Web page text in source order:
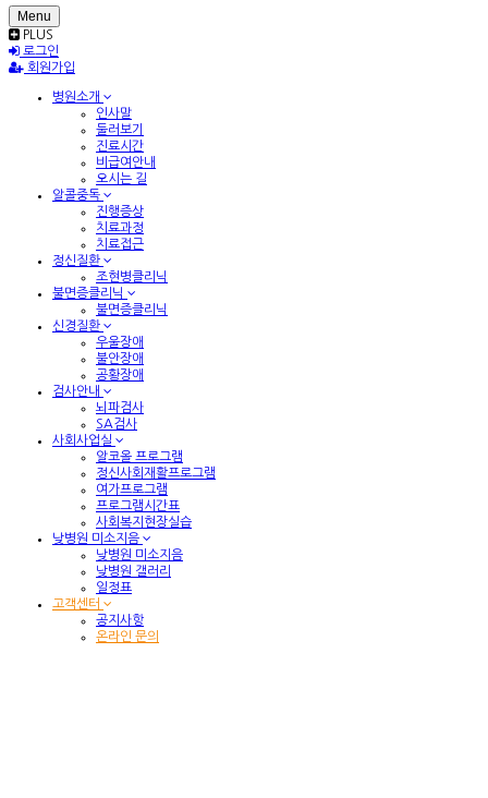
Menu
PLUS
로그인
회원가입
병원소개
인사말
둘러보기
진료시간
비급여안내
오시는 길
알콜중독
진행증상
치료과정
치료접근
정신질환
조현병클리닉
불면증클리닉
불면증클리닉
신경질환
우울장애
불안장애
공황장애
검사안내
뇌파검사
SA검사
사회사업실
알코올 프로그램
정신사회재활프로그램
여가프로그램
프로그램시간표
사회복지현장실습
낮병원 미소지음
낮병원 미소지음
낮병원 갤러리
일정표
고객센터
공지사항
온라인 문의